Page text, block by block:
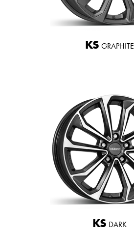
KS GRAPHITE
KS DARK